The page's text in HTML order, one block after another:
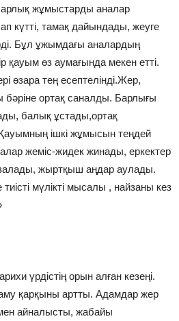
жұмыстарды аналар
күтті, тамақ дайындады, жеуге
Бұл ұжымдағы аналардың
қауым өз аумағында мекен етті.
өзара тең есептелінді.Жер,
бәріне ортақ саналды. Барлығы
балық ұстады,ортақ
ішкі жұмысын теңдей
жеміс-жидек жинады, еркектер
жыртқыш аңдар аулады.
мүлікті мысалы , найзаны кез
үрдістің орын алған кезеңі.
қарқыны артты. Адамдар жер
айналысты, жабайы